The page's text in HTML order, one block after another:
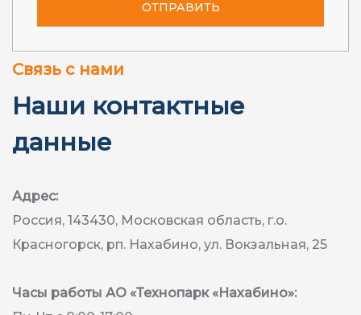
Связь с нами
Наши контактные
данные
Адрес:
Россия, 143430, Московская область, г.о.
Красногорск, рп. Нахабино, ул. Вокзальная, 25
Часы работы АО «Технопарк «Нахабино»: